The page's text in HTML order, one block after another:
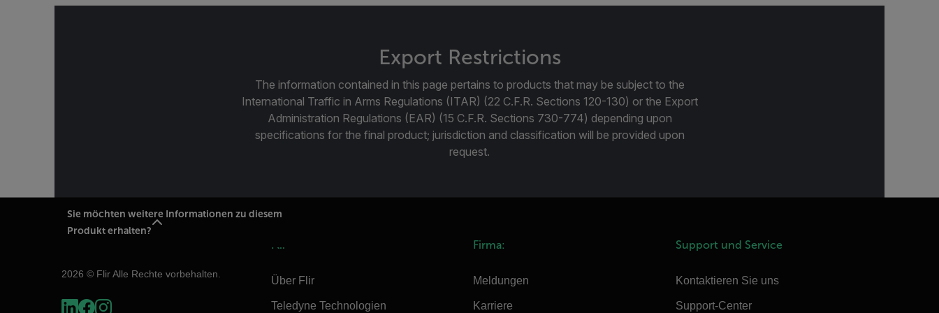
Export Restrictions
The information contained in this page pertains to products that may be subject to the
International Traffic in Arms Regulations (ITAR) (22 C.F.R. Sections 120-130) or the Export
Administration Regulations (EAR) (15 C.F.R. Sections 730-774) depending upon
specifications for the final product; jurisdiction and classification will be provided upon
request.
Sie möchten weitere Informationen zu diesem
Produkt erhalten?
2026 © Flir Alle Rechte vorbehalten.
Flir
Über Flir
Teledyne Technologien
Firma:
Meldungen
Karriere
Support und Service
Kontaktieren Sie uns
Support-Center